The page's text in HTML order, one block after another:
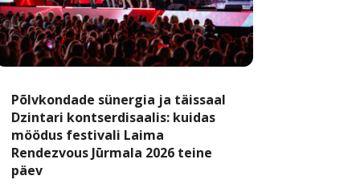
Põlvkondade sünergia ja täissaal
Dzintari kontserdisaalis: kuidas
möödus festivali Laima
Rendezvous Jūrmala 2026 teine
päev